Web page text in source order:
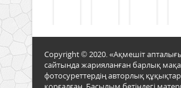
Copyright © 2020. «Ақмешіт
сайтында жарияланған барлық
фотосуреттердің авторлық